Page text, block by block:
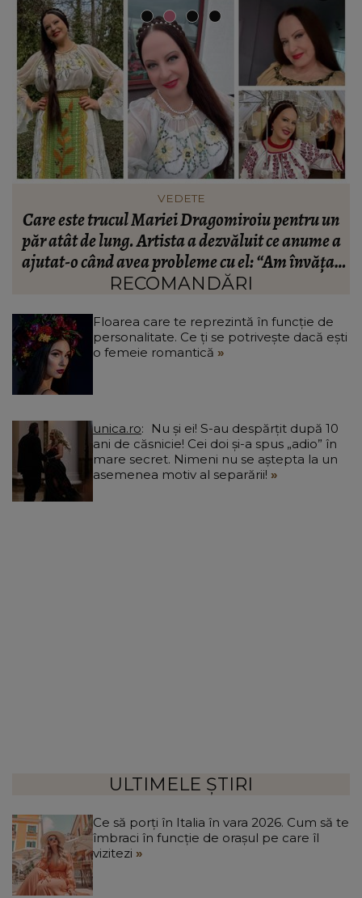
FASHION
Ce să porți în Italia în vara 2026. Cum să te
îmbraci în funcție de orașul pe care îl vizitezi
RECOMANDĂRI
Floarea care te reprezintă în funcție de
personalitate. Ce ți se potrivește dacă ești
o femeie romantică
unica.ro
ani de căsnicie! Cei doi și-a spus „adio” în
mare secret. Nimeni nu se aștepta la un
asemenea motiv al separării!
ULTIMELE ȘTIRI
Ce să porți în Italia în vara 2026. Cum să te
îmbraci în funcție de orașul pe care îl
vizitezi